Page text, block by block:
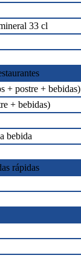
33 cl
+ postre + bebidas)
+ bebidas)
bebida
rápidas